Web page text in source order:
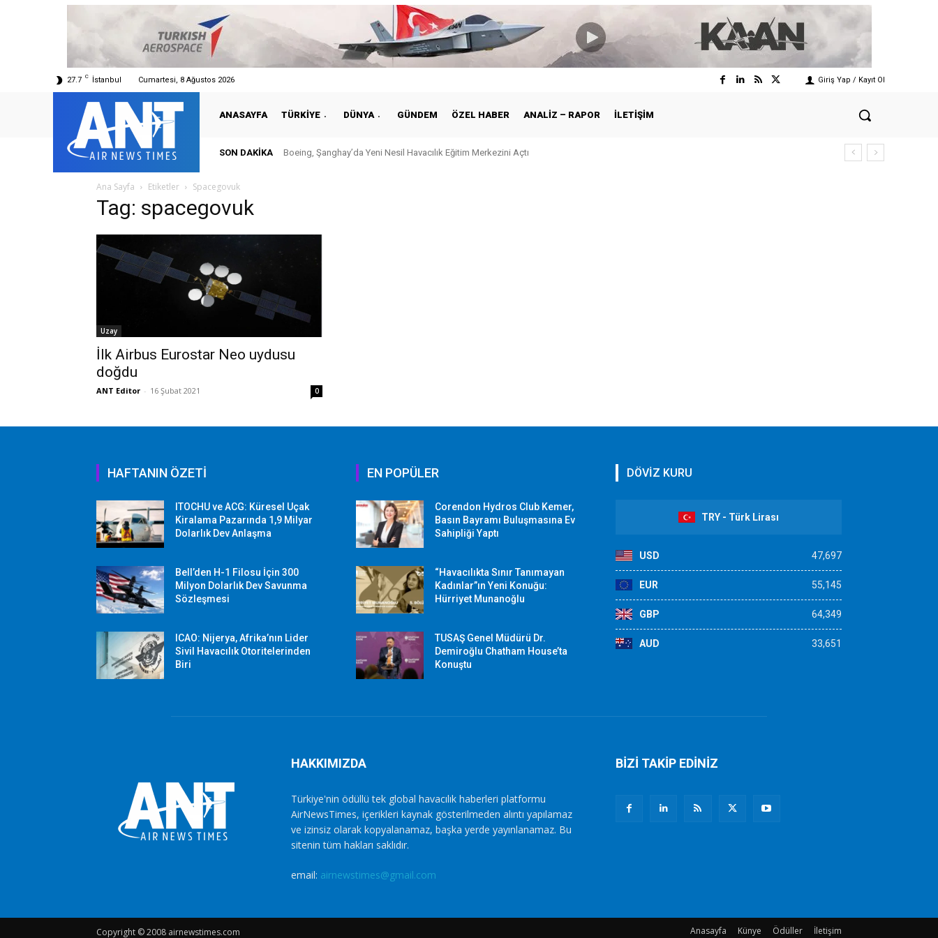
27.7 C İstanbul Cumartesi, 8 Ağustos 2026 Giriş Yap / Kayıt Ol
ANASAYFA TÜRKIYE DÜNYA GÜNDEM ÖZEL HABER ANALIZ – RAPOR İLETIŞIM
SON DAKIKA Boeing, Şanghay’da Yeni Nesil Havacılık Eğitim Merkezini Açtı
Ana Sayfa Etiketler Spacegovuk
Tag: spacegovuk
Uzay
İlk Airbus Eurostar Neo uydusu
doğdu
ANT Editor - 16 Şubat 2021 0
HAFTANIN ÖZETİ
ITOCHU ve ACG: Küresel Uçak
Kiralama Pazarında 1,9 Milyar
Dolarlık Dev Anlaşma
Bell’den H-1 Filosu İçin 300
Milyon Dolarlık Dev Savunma
Sözleşmesi
ICAO: Nijerya, Afrika’nın Lider
Sivil Havacılık Otoritelerinden
Biri
EN POPÜLER
Corendon Hydros Club Kemer,
Basın Bayramı Buluşmasına Ev
Sahipliği Yaptı
“Havacılıkta Sınır Tanımayan
Kadınlar”ın Yeni Konuğu:
Hürriyet Munanoğlu
TUSAŞ Genel Müdürü Dr.
Demiroğlu Chatham House’ta
Konuştu
DÖVİZ KURU
TRY - Türk Lirası
USD 47,697
EUR 55,145
GBP 64,349
AUD 33,651
HAKKIMIZDA
Türkiye'nin ödüllü tek global havacılık haberleri platformu
AirNewsTimes, içerikleri kaynak gösterilmeden alıntı yapılamaz
ve izinsiz olarak kopyalanamaz, başka yerde yayınlanamaz. Bu
sitenin tüm hakları saklıdır.
email: airnewstimes@gmail.com
BİZİ TAKİP EDİNİZ
Copyright © 2008 airnewstimes.com Anasayfa Künye Ödüller İletişim